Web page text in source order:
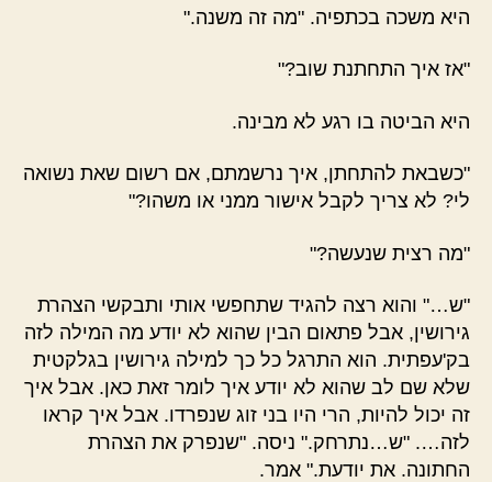
היא משכה בכתפיה. "מה זה משנה."
"אז איך התחתנת שוב?"
היא הביטה בו רגע לא מבינה.
"כשבאת להתחתן, איך נרשמתם, אם רשום שאת נשואה
לי? לא צריך לקבל אישור ממני או משהו?"
"מה רצית שנעשה?"
"ש…" והוא רצה להגיד שתחפשי אותי ותבקשי הצהרת
גירושין, אבל פתאום הבין שהוא לא יודע מה המילה לזה
בק'עפתית. הוא התרגל כל כך למילה גירושין בגלקטית
שלא שם לב שהוא לא יודע איך לומר זאת כאן. אבל איך
זה יכול להיות, הרי היו בני זוג שנפרדו. אבל איך קראו
לזה…. "ש…נתרחק." ניסה. "שנפרק את הצהרת
החתונה. את יודעת." אמר.